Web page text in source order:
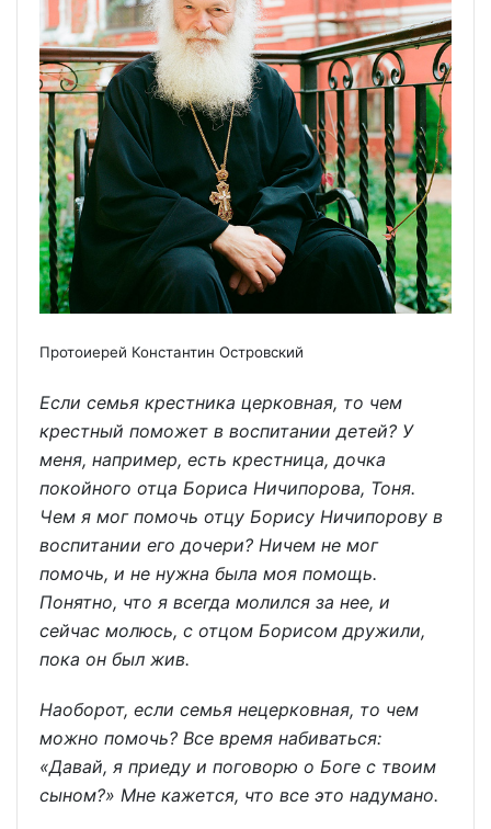
Протоиерей Константин Островский
Если семья крестника церковная, то чем
крестный поможет в воспитании детей? У
меня, например, есть крестница, дочка
покойного отца Бориса Ничипорова, Тоня.
Чем я мог помочь отцу Борису Ничипорову в
воспитании его дочери? Ничем не мог
помочь, и не нужна была моя помощь.
Понятно, что я всегда молился за нее, и
сейчас молюсь, с отцом Борисом дружили,
пока он был жив.
Наоборот, если семья нецерковная, то чем
можно помочь? Все время набиваться:
«Давай, я приеду и поговорю о Боге с твоим
сыном?» Мне кажется, что все это надумано.